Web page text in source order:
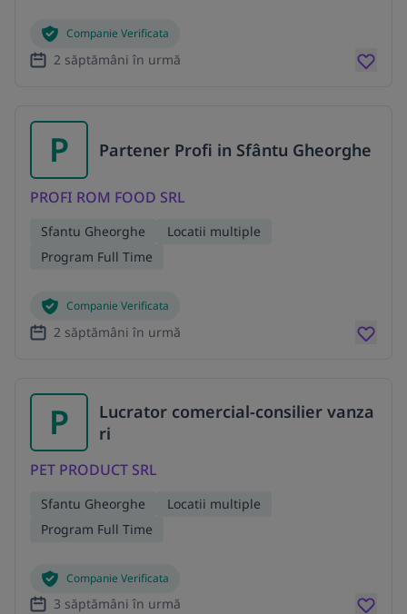
Companie Verificata
2 săptămâni în urmă
P Partener Profi in Sfântu Gheorghe
PROFI ROM FOOD SRL
Sfantu Gheorghe
Locatii multiple
Program Full Time
Companie Verificata
2 săptămâni în urmă
P
Lucrator comercial-consilier vanza
ri
PET PRODUCT SRL
Sfantu Gheorghe
Locatii multiple
Program Full Time
Companie Verificata
3 săptămâni în urmă